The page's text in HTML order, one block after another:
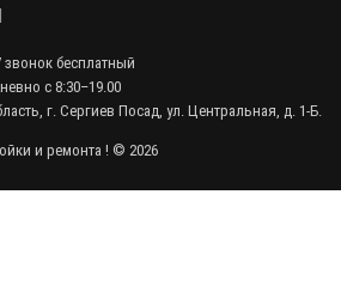
звонок бесплатный
с 8:30–19.00
г. Сергиев Посад, ул. Центральная, д. 1-Б.
и ремонта ! © 2026